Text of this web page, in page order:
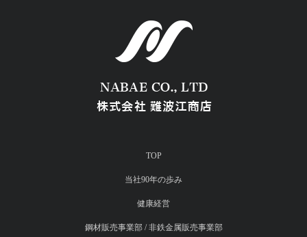
TOP
当社90年の歩み
健康経営
鋼材販売事業部 / 非鉄金属販売事業部